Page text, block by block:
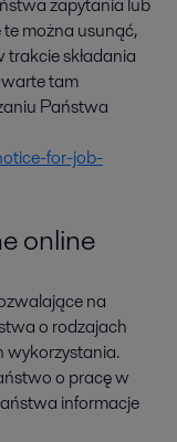
można usunąć,
składania
tam
Państwa
for-job-
online
na
o rodzajach
wykorzystania.
o pracę w
informacje